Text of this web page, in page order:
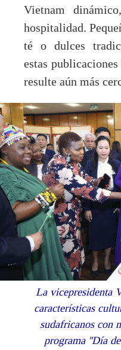
Vietnam
hospitalidad.
té o dulces
estas
resulte aún más
La vicepresidenta
características
sudafricanos con
programa ''Día